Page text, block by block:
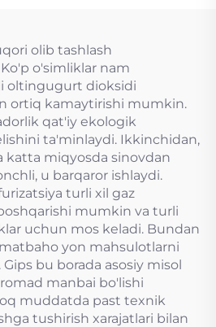
olib tashlash
o'simliklar nam
oltingugurt dioksidi
ortiq kamaytirishi mumkin.
qat'iy ekologik
ta'minlaydi. Ikkinchidan,
miqyosda sinovdan
u barqaror ishlaydi.
turli xil gaz
mumkin va turli
uchun mos keladi. Bundan
yon mahsulotlarni
bu borada asosiy misol
manbai bo'lishi
muddatda past texnik
tushirish xarajatlari bilan